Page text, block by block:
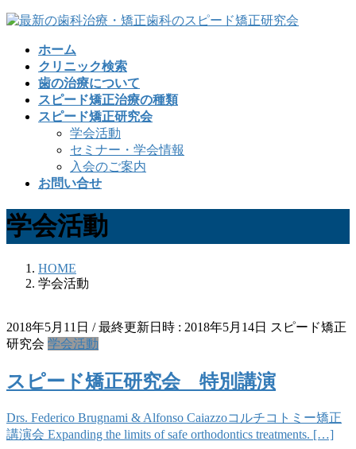
コ
ナ
ホーム
クリニック検索
歯の治療について
スピード矯正治療の種類
スピード矯正研究会
学会活動
セミナー・学会情報
入会のご案内
お問い合せ
学会活動
HOME
学会活動
2018年5月11日 / 最終更新日時 : 2018年5月14日 スピード矯正
研究会 学会活動
スピード矯正研究会 特別講演
Drs. Federico Brugnami & Alfonso Caiazzoコルチコトミー矯正
講演会 Expanding the limits of safe orthodontics treatments. […]